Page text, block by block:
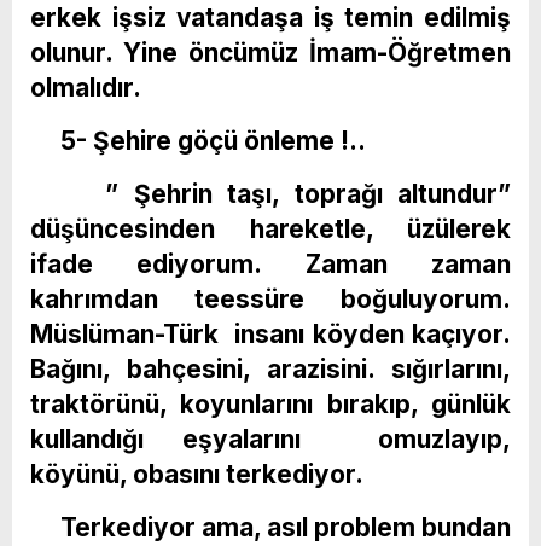
erkek işsiz vatandaşa iş temin edilmiş
olunur. Yine öncümüz İmam-Öğretmen
olmalıdır.
5- Şehire göçü önleme !..
” Şehrin taşı, toprağı altundur”
düşüncesinden hareketle, üzülerek
ifade ediyorum. Zaman zaman
kahrımdan teessüre boğuluyorum.
Müslüman-Türk insanı köyden kaçıyor.
Bağını, bahçesini, arazisini. sığırlarını,
traktörünü, koyunlarını bırakıp, günlük
kullandığı eşyalarını omuzlayıp,
köyünü, obasını terkediyor.
Terkediyor ama, asıl problem bundan